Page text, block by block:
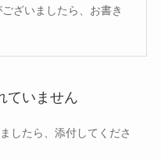
ざいましたら、お書き
ていません
したら、添付してくださ